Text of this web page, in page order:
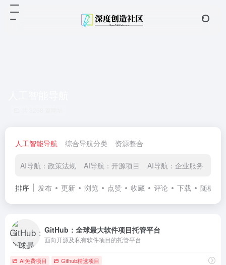
人工智能导航 综合导航分类 资源整合
AI导航：政策法规 AI导航：开源项目 AI导航：企业服务
排序 发布 更新 浏览 点赞 收藏 评论 下载 随机
GitHub：全球最大软件项目托管平台
面向开源及私有软件项目的托管平台
AI免费项目 Github精选项目